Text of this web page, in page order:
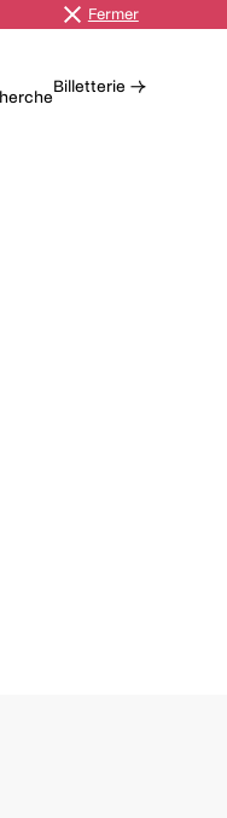
Fermer
Billetterie →